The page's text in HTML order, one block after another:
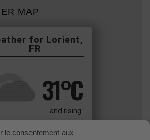
le consentement aux
MAP
Lorient,
FR
31°C
and rising
4.2 m/s Gentle Breeze